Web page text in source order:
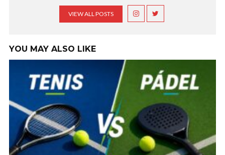
VIEW ALL POSTS
YOU MAY ALSO LIKE